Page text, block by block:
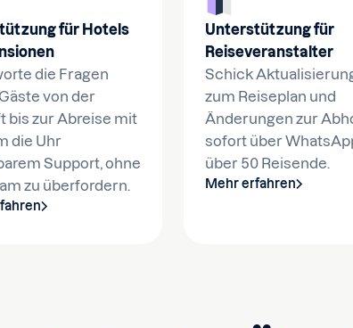
für Hotels
die Fragen
von der
bis zur Abreise mit
die Uhr
Support, ohne
zu überfordern.
Unterstützung für
Reiseveranstalter
Schick
zum Reiseplan und
Änderungen zur
sofort über
über 50 Reisende.
Mehr erfahren